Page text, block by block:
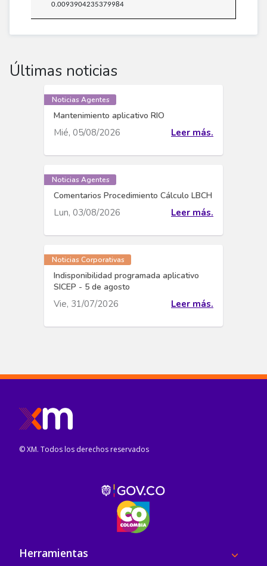
0.0093904235379984
Últimas noticias
Noticias Agentes
Mantenimiento aplicativo RIO
Mié, 05/08/2026 Leer más.
Noticias Agentes
Comentarios Procedimiento Cálculo LBCH
Lun, 03/08/2026 Leer más.
Noticias Corporativas
Indisponibilidad programada aplicativo
SICEP - 5 de agosto
Vie, 31/07/2026 Leer más.
© XM. Todos los derechos reservados
Pie de página
Herramientas